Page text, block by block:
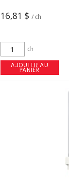
16,81 $ / ch
ch
AJOUTER AU
PANIER